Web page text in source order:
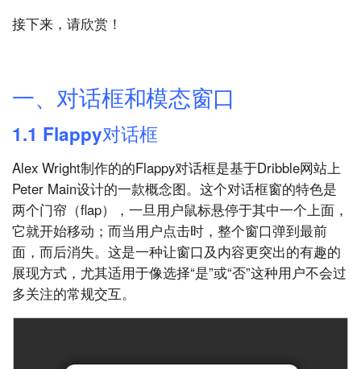
接下来，请欣赏！
一、对话框和模态窗口
1.1 Flappy对话框
Alex Wright制作的的Flappy对话框是基于Dribble网站上
Peter Main设计的一款概念图。这个对话框窗的特色是
两个门帘（flap），一旦用户鼠标悬停于其中一个上面，
它就开始移动；而当用户点击时，整个窗口弹到最前
面，而后消失。这是一种让窗口及内容更突出的有趣的
展现方式，尤其适用于像选择“是”或“否”这种用户不会过
多关注的常规交互。